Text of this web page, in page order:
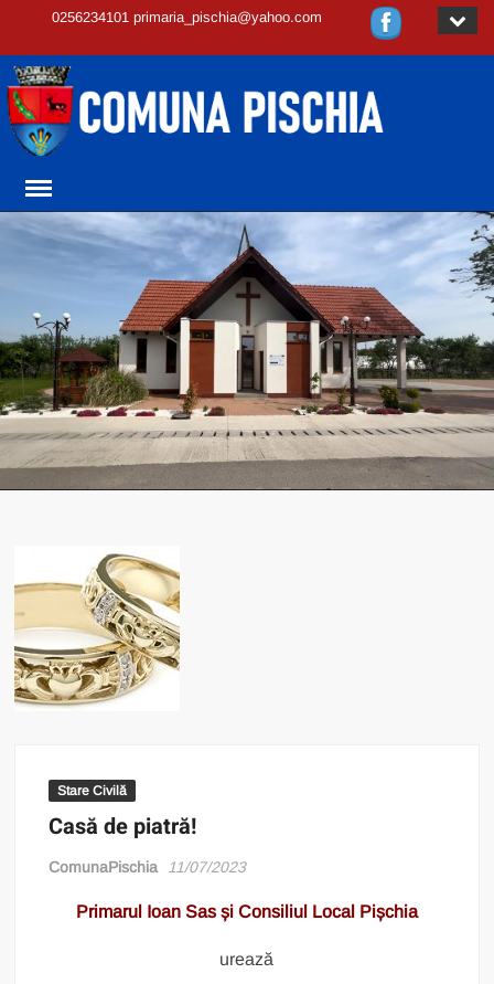
0256234101 primaria_pischia@yahoo.com
Stare Civilă
Casă de piatră!
ComunaPischia 11/07/2023
Primarul Ioan Sas și Consiliul Local Pișchia
urează